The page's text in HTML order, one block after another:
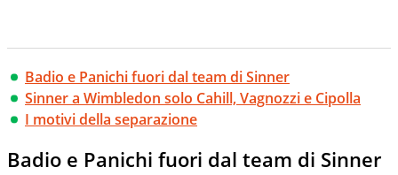
Badio e Panichi fuori dal team di Sinner
Sinner a Wimbledon solo Cahill, Vagnozzi e Cipolla
I motivi della separazione
Badio e Panichi fuori dal team di Sinner